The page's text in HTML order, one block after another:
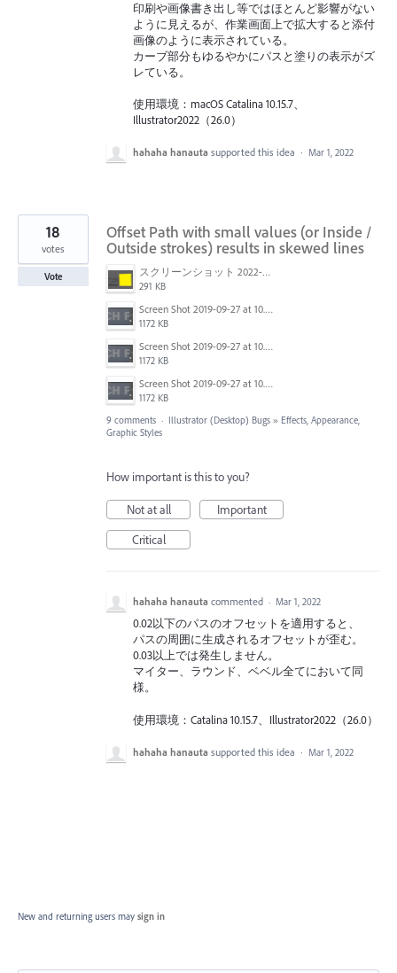
印刷や画像書き出し等ではほとんど影響がない
ように見えるが、作業画面上で拡大すると添付
画像のように表示されている。
カーブ部分もゆるやかにパスと塗りの表示がズ
レている。
使用環境：macOS Catalina 10.15.7、
Illustrator2022（26.0）
hahaha hanauta supported this idea · Mar 1, 2022
Offset Path with small values (or Inside /
Outside strokes) results in skewed lines
スクリーンショット 2022-02-28 15.03.27.png
291 KB
Screen Shot 2019-09-27 at 10.31.25.png
1172 KB
Screen Shot 2019-09-27 at 10.31.30.png
1172 KB
Screen Shot 2019-09-27 at 10.31.30.png
1172 KB
18
votes
Vote
9 comments · Illustrator (Desktop) Bugs » Effects, Appearance,
Graphic Styles
How important is this to you?
Not at all
Important
Critical
hahaha hanauta commented · Mar 1, 2022
0.02以下のパスのオフセットを適用すると、
パスの周囲に生成されるオフセットが歪む。
0.03以上では発生しません。
マイター、ラウンド、ベベル全てにおいて同
様。
使用環境：Catalina 10.15.7、Illustrator2022（26.0）
hahaha hanauta supported this idea · Mar 1, 2022
New and returning users may sign in